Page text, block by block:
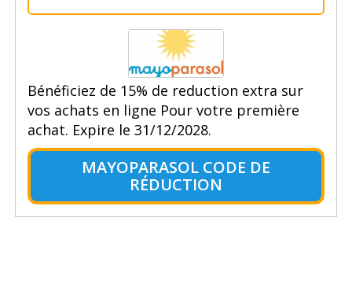
Bénéficiez de 15% de reduction extra sur
vos achats en ligne Pour votre première
achat. Expire le 31/12/2028.
MAYOPARASOL CODE DE
RÉDUCTION